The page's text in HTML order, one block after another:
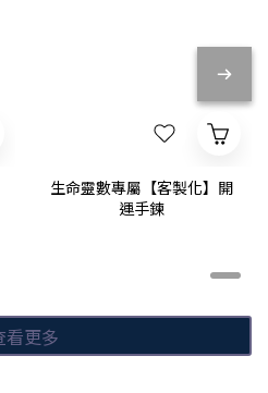
生命靈數專屬【客製化】開
運手鍊
看更多